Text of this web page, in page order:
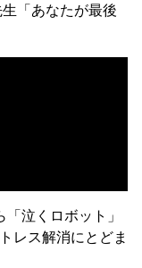
「あなたが最後
泣くロボット」
レス解消にとどま